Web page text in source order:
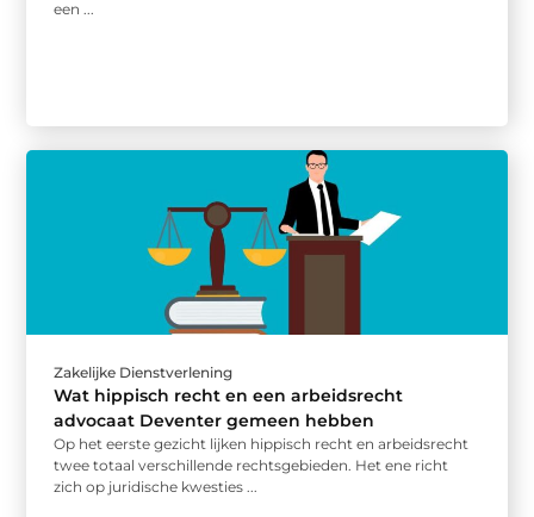
een ...
Zakelijke Dienstverlening
Wat hippisch recht en een arbeidsrecht
advocaat Deventer gemeen hebben
Op het eerste gezicht lijken hippisch recht en arbeidsrecht
twee totaal verschillende rechtsgebieden. Het ene richt
zich op juridische kwesties ...